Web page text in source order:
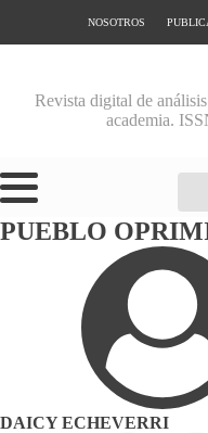
NOSOTROS
Revista digital de
academia.
PUEBLO
DAICY ECHEVERRI